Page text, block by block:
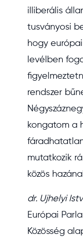
illiberális
tusványosi
hogy
levélben
rendszer
kongatom a
mutatkozik
közös
dr. Ujhelyi
Európai
Közösség